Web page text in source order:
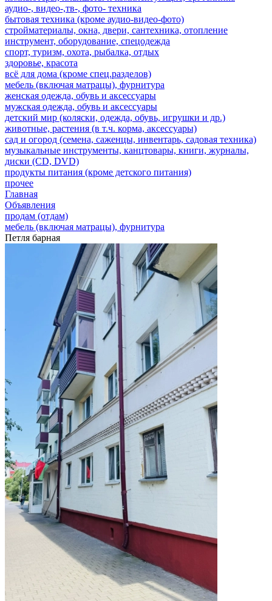
аудио-, видео-,тв-, фото- техника
бытовая техника (кроме аудио-видео-фото)
стройматериалы, окна, двери, сантехника, отопление
инструмент, оборудование, спецодежда
спорт, туризм, охота, рыбалка, отдых
здоровье, красота
всё для дома (кроме спец.разделов)
мебель (включая матрацы), фурнитура
женская одежда, обувь и аксессуары
мужская одежда, обувь и аксессуары
детский мир (коляски, одежда, обувь, игрушки и др.)
животные, растения (в т.ч. корма, аксессуары)
сад и огород (семена, саженцы, инвентарь, садовая техника)
музыкальные инструменты, канцтовары, книги, журналы,
диски (CD, DVD)
продукты питания (кроме детского питания)
прочее
Главная
Объявления
продам (отдам)
мебель (включая матрацы), фурнитура
Петля барная